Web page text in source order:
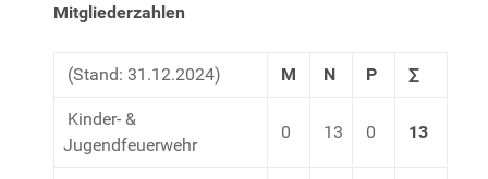
Mitgliederzahlen
(Stand: 31.12.2024) M N P ∑
Kinder- &
Jugendfeuerwehr
0 13 0 13